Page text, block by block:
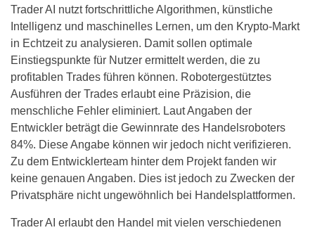
Trader AI nutzt fortschrittliche Algorithmen, künstliche
Intelligenz und maschinelles Lernen, um den Krypto-Markt
in Echtzeit zu analysieren. Damit sollen optimale
Einstiegspunkte für Nutzer ermittelt werden, die zu
profitablen Trades führen können. Robotergestütztes
Ausführen der Trades erlaubt eine Präzision, die
menschliche Fehler eliminiert. Laut Angaben der
Entwickler beträgt die Gewinnrate des Handelsroboters
84%. Diese Angabe können wir jedoch nicht verifizieren.
Zu dem Entwicklerteam hinter dem Projekt fanden wir
keine genauen Angaben. Dies ist jedoch zu Zwecken der
Privatsphäre nicht ungewöhnlich bei Handelsplattformen.
Trader AI erlaubt den Handel mit vielen verschiedenen